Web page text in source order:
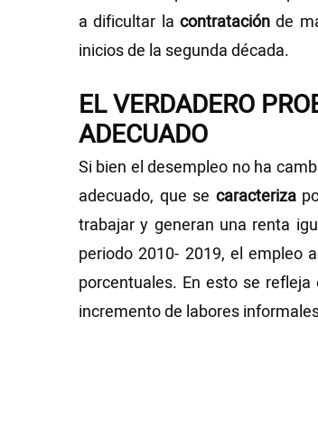
a dificultar la contratación de
inicios de la segunda década.
EL VERDADERO
ADECUADO
Si bien el desempleo no ha
adecuado, que se caracteriza
trabajar y generan una renta
periodo 2010- 2019, el empleo
porcentuales. En esto se refleja
incremento de labores